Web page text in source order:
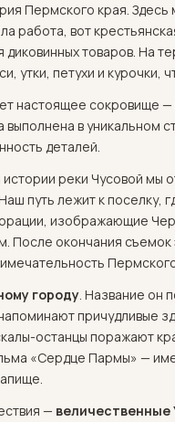
Пермского края.
работа, вот
диковинных товаров. На
утки, петухи и курочки,
настоящее сокровище
выполнена в уникальном
деталей.
реки Чусовой мы
путь лежит к поселку,
изображающие
После окончания съемок
городу. Название он
причудливые
останцы поражают
«Сердце Пармы» —
— величественные